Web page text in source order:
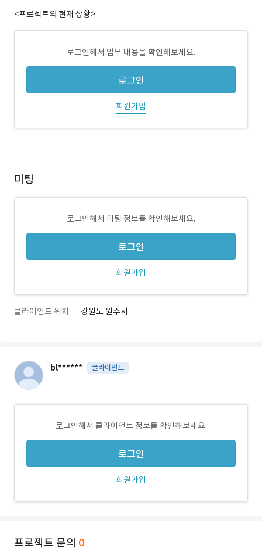
<프로젝트의 현재 상황>
로그인해서 업무 내용을 확인해보세요.
로그인
회원가입
미팅
로그인해서 미팅 정보를 확인해보세요.
로그인
회원가입
클라이언트 위치 강원도 원주시
bl****** 클라이언트
로그인해서 클라이언트 정보를 확인해보세요.
로그인
회원가입
프로젝트 문의 0